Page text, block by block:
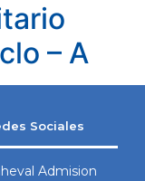
– A
Sociales
Admision